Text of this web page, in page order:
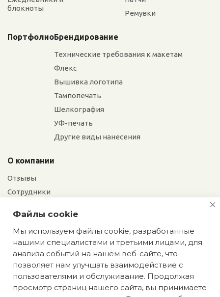
Екатерина
Мы сохраняем
эксклюзивность: оставьте
заявку на идеи подарков,
недоступных в интернете
блокноты
Ремувки
ПортфолиоБрендирование
Технические требования к макетам
Флекс
Вышивка логотипа
Тампопечать
Шелкография
УФ-печать
Другие виды нанесения
О компании
Отзывы
Сотрудники
Вакансии
Файлы cookie
Мы используем файлы cookie, разработанные
нашими специалистами и третьими лицами, для
анализа событий на нашем веб-сайте, что
позволяет нам улучшать взаимодействие с
пользователями и обслуживание. Продолжая
просмотр страниц нашего сайта, вы принимаете